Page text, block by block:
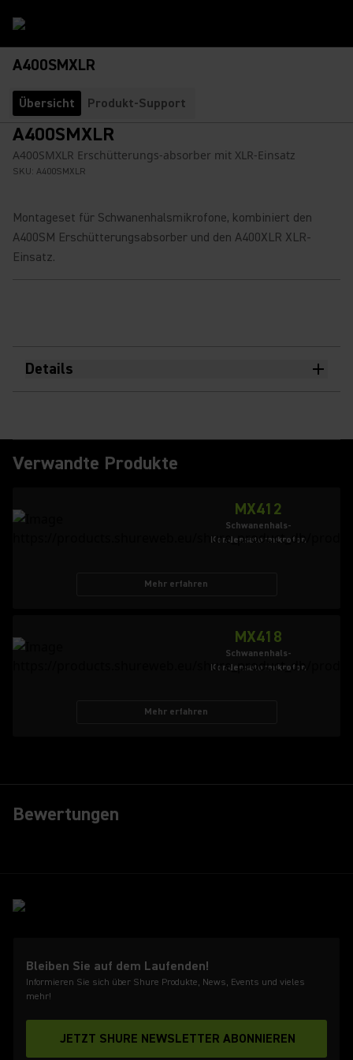
A400SMXLR
Übersicht Produkt-Support
A400SMXLR
A400SMXLR Erschütterungs-absorber mit XLR-Einsatz
SKU: A400SMXLR
Montageset für Schwanenhalsmikrofone, kombiniert den
A400SM Erschütterungsabsorber und den A400XLR XLR-
Einsatz.
Details
Verwandte Produkte
MX412
Schwanenhals-
Kondensatormikrofon
Mehr erfahren
MX418
Schwanenhals-
Kondensatormikrofon
Mehr erfahren
Bewertungen
Bleiben Sie auf dem Laufenden!
Informieren Sie sich über Shure Produkte, News, Events und vieles
mehr!
JETZT SHURE NEWSLETTER ABONNIEREN